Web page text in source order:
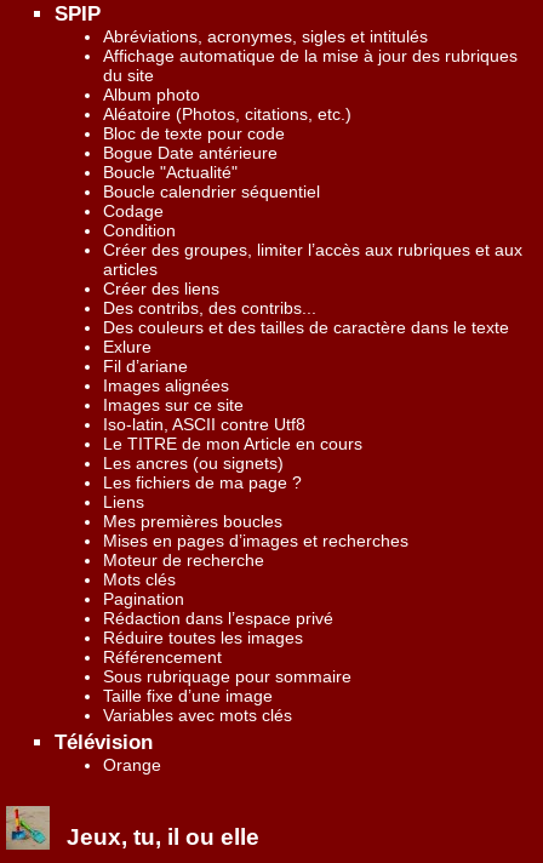
SPIP
Abréviations, acronymes, sigles et intitulés
Affichage automatique de la mise à jour des rubriques
du site
Album photo
Aléatoire (Photos, citations, etc.)
Bloc de texte pour code
Bogue Date antérieure
Boucle "Actualité"
Boucle calendrier séquentiel
Codage
Condition
Créer des groupes, limiter l’accès aux rubriques et aux
articles
Créer des liens
Des contribs, des contribs...
Des couleurs et des tailles de caractère dans le texte
Exlure
Fil d’ariane
Images alignées
Images sur ce site
Iso-latin, ASCII contre Utf8
Le TITRE de mon Article en cours
Les ancres (ou signets)
Les fichiers de ma page ?
Liens
Mes premières boucles
Mises en pages d’images et recherches
Moteur de recherche
Mots clés
Pagination
Rédaction dans l’espace privé
Réduire toutes les images
Référencement
Sous rubriquage pour sommaire
Taille fixe d’une image
Variables avec mots clés
Télévision
Orange
Jeux, tu, il ou elle